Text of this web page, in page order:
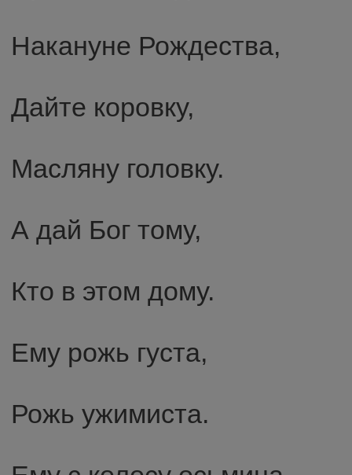
Накануне Рождества,
Дайте коровку,
Масляну головку.
А дай Бог тому,
Кто в этом дому.
Ему рожь густа,
Рожь ужимиста.